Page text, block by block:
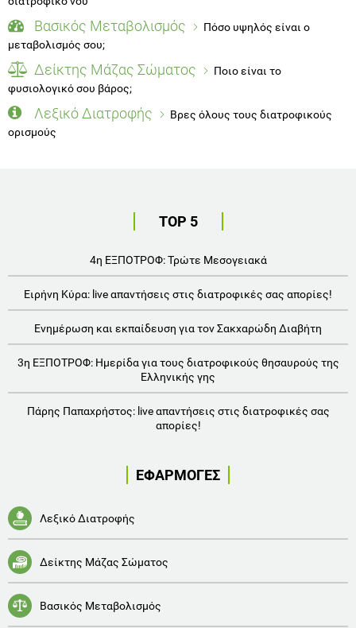
Βασικός Μεταβολισμός
Πόσο υψηλός είναι ο
μεταβολισμός σου;
Δείκτης Μάζας Σώματος
Ποιο είναι το
φυσιολογικό σου βάρος;
Λεξικό Διατροφής
Βρες όλους τους διατροφικούς
ορισμούς
TOP 5
4η ΕΞΠΟΤΡΟΦ: Τρώτε Μεσογειακά
Ειρήνη Κύρα: live απαντήσεις στις διατροφικές σας απορίες!
Ενημέρωση και εκπαίδευση για τον Σακχαρώδη Διαβήτη
3η ΕΞΠΟΤΡΟΦ: Ημερίδα για τους διατροφικούς θησαυρούς της
Ελληνικής γης
Πάρης Παπαχρήστος: live απαντήσεις στις διατροφικές σας
απορίες!
ΕΦΑΡΜΟΓΕΣ
Λεξικό Διατροφής
Δείκτης Μάζας Σώματος
Βασικός Μεταβολισμός